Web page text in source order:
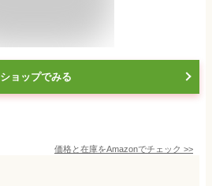
ショップでみる
価格と在庫をAmazonでチェック >>